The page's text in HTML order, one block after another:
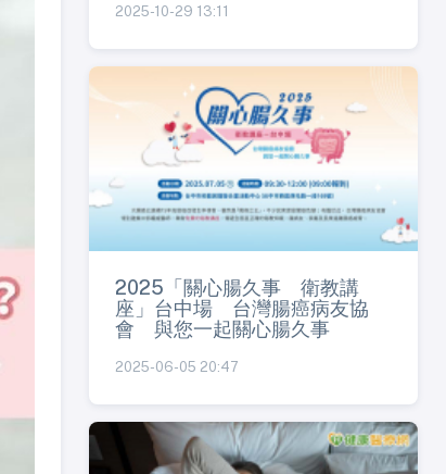
2025-10-29 13:11
2025「關心腸久事 衛教講
座」台中場 台灣腸癌病友協
會 與您一起關心腸久事
2025-06-05 20:47